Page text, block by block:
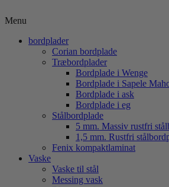
Menu
bordplader
Corian bordplade
Træbordplader
Bordplade i Wenge
Bordplade i Sapele
Bordplade i ask
Bordplade i eg
Stålbordplade
5 mm. Massiv rustfri
1,5 mm. Rustfri
Fenix kompaktlaminat
Vaske
Vaske til stål
Messing vask